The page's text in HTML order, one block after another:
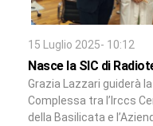
15 Luglio 2025- 10:12
Nasce la SIC di
Grazia Lazzari guiderà
Complessa tra l’Irccs
della Basilicata e